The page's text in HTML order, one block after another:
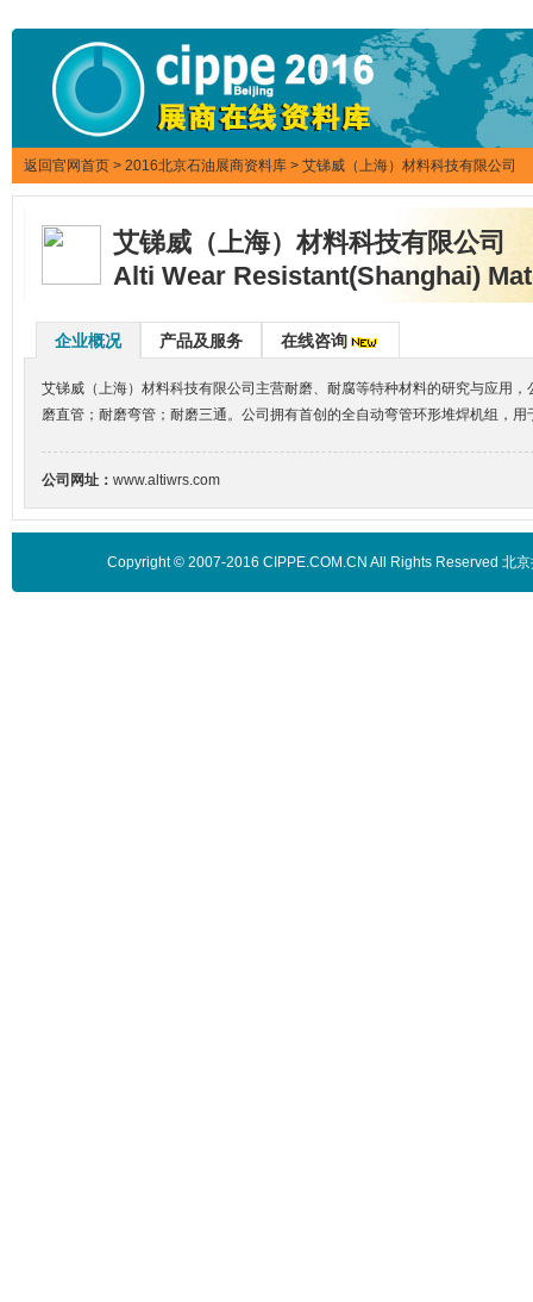
返回官网首页 > 2016北京石油展商资料库 > 艾锑威（上海）材料科技有限公司
艾锑威（上海）材料科技有限公司
Alti Wear Resistant(Shanghai)
企业概况 产品及服务 在线咨询
艾锑威（上海）材料科技有限公司主营耐磨、耐腐等特种材料的研究与应用
磨直管；耐磨弯管；耐磨三通。公司拥有首创的全自动弯管环形堆焊机组，
公司网址： www.altiwrs.com
Copyright © 2007-2016 CIPPE.COM.CN All Rights Reserved